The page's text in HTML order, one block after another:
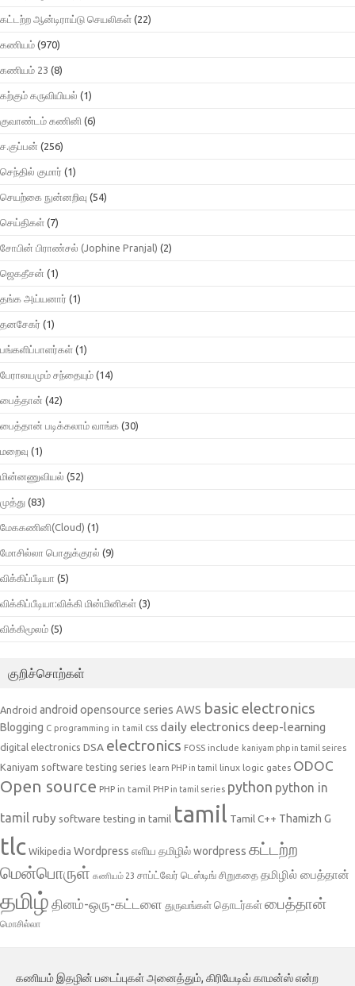
கட்டற்ற ஆன்டிராய்டு செயலிகள் (22)
கணியம் (970)
கணியம் 23 (8)
கற்கும் கருவியியல் (1)
குவாண்டம் கணினி (6)
ச.குப்பன் (256)
செந்தில் குமார் (1)
செயற்கை நுன்னறிவு (54)
செய்திகள் (7)
சோபின் பிராண்சல் (Jophine Pranjal) (2)
ஜெகதீசன் (1)
தங்க அய்யனார் (1)
தனசேகர் (1)
பங்களிப்பாளர்கள் (1)
பேராலயமும் சந்தையும் (14)
பைத்தான் (42)
பைத்தான் படிக்கலாம் வாங்க (30)
மறைவு (1)
மின்னணுவியல் (52)
முத்து (83)
மேககணினி(Cloud) (1)
மோசில்லா பொதுக்குரல் (9)
விக்கிப்பீடியா (5)
விக்கிப்பீடியா:விக்கி மின்மினிகள் (3)
விக்கிமூலம் (5)
குறிச்சொற்கள்
Android android opensource series AWS basic electronics
Blogging C programming in tamil css daily electronicsdeep-learning
digital electronics DSA electronics FOSS include kaniyam php in tamil seires
Kaniyam software testing series learn PHP in tamil linux logic gates ODOC
Open source PHP in tamil PHP in tamil series python python in
tamil ruby software testing in tamil tamil Tamil C++ Thamizh G
tlc Wikipedia Wordpress எளிய தமிழில் wordpress கட்டற்ற
மென்பொருள் கணியம் 23 சாப்ட்வேர் டெஸ்டிங் சிறுகதை தமிழில் பைத்தான்
தமிழ் தினம்-ஒரு-கட்டளை துருவங்கள் தொடர்கள்பைத்தான்
மொசில்லா
கணியம் இதழின் படைப்புகள் அனைத்தும், கிரியேடிவ் காமன்ஸ் என்ற